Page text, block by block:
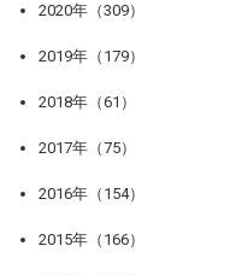
2020年（309）
2019年（179）
2018年（61）
2017年（75）
2016年（154）
2015年（166）